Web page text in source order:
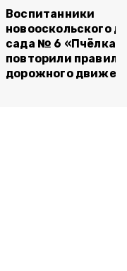
Воспитанники
новооскольского
сада № 6 «Пчёлка»
повторили правила
дорожного